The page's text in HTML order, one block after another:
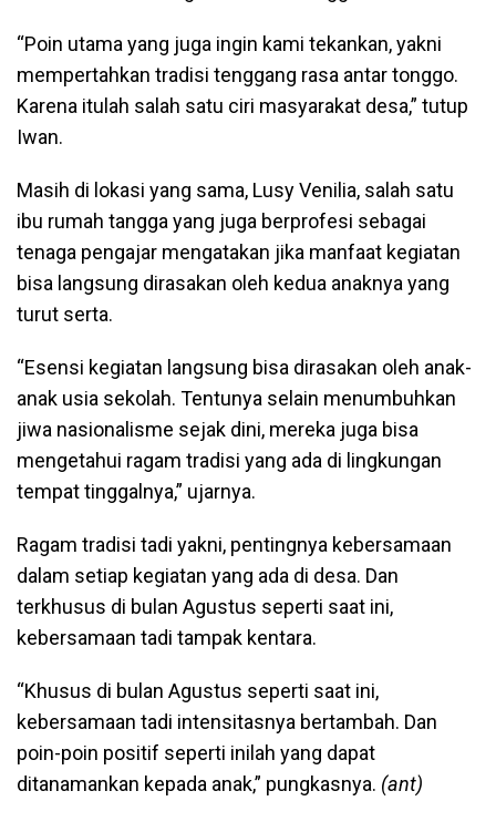
“Poin utama yang juga ingin kami tekankan, yakni
mempertahkan tradisi tenggang rasa antar tonggo.
Karena itulah salah satu ciri masyarakat desa,” tutup
Iwan.
Masih di lokasi yang sama, Lusy Venilia, salah satu
ibu rumah tangga yang juga berprofesi sebagai
tenaga pengajar mengatakan jika manfaat kegiatan
bisa langsung dirasakan oleh kedua anaknya yang
turut serta.
“Esensi kegiatan langsung bisa dirasakan oleh anak-
anak usia sekolah. Tentunya selain menumbuhkan
jiwa nasionalisme sejak dini, mereka juga bisa
mengetahui ragam tradisi yang ada di lingkungan
tempat tinggalnya,” ujarnya.
Ragam tradisi tadi yakni, pentingnya kebersamaan
dalam setiap kegiatan yang ada di desa. Dan
terkhusus di bulan Agustus seperti saat ini,
kebersamaan tadi tampak kentara.
“Khusus di bulan Agustus seperti saat ini,
kebersamaan tadi intensitasnya bertambah. Dan
poin-poin positif seperti inilah yang dapat
ditanamankan kepada anak,” pungkasnya. (ant)